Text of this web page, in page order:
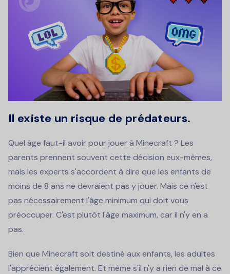
Il existe un risque de prédateurs.
Quel âge faut-il avoir pour jouer à Minecraft ? Les
parents prennent souvent cette décision eux-mêmes,
mais les experts s'accordent à dire que les enfants de
moins de 8 ans ne devraient pas y jouer. Mais ce n'est
pas nécessairement l'âge minimum qui doit vous
préoccuper. C'est plutôt l'âge maximum, car il n'y en a
pas.
Bien que Minecraft soit destiné aux enfants, les adultes
l'apprécient également. Et même s'il n'y a rien de mal à ce